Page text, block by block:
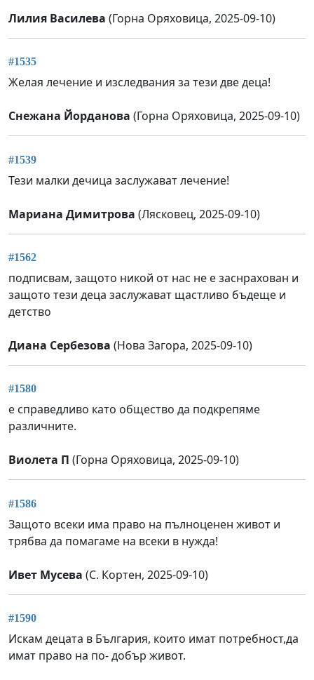
Лилия Василева (Горна Оряховица, 2025-09-10)
#1535
Желая лечение и изследвания за тези две деца!
Снежана Йорданова (Горна Оряховица, 2025-09-10)
#1539
Тези малки дечица заслужават лечение!
Мариана Димитрова (Лясковец, 2025-09-10)
#1562
подписвам, защото никой от нас не е заснрахован и
защото тези деца заслужават щастливо бъдеще и
детство
Диана Сербезова (Нова Загора, 2025-09-10)
#1580
е справедливо като общество да подкрепяме
различните.
Виолета П (Горна Оряховица, 2025-09-10)
#1586
Защото всеки има право на пълноценен живот и
трябва да помагаме на всеки в нужда!
Ивет Мусева (С. Кортен, 2025-09-10)
#1590
Искам децата в България, които имат потребност,да
имат право на по- добър живот.